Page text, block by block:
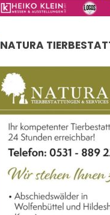
NATURA